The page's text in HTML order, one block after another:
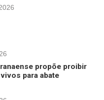
propõe proibir
para abate